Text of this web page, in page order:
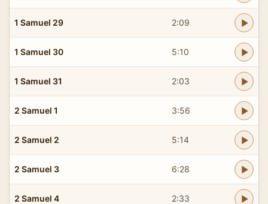
1 Samuel 29 2:09
1 Samuel 30 5:10
1 Samuel 31 2:03
2 Samuel 1 3:56
2 Samuel 2 5:14
2 Samuel 3 6:28
2 Samuel 4 2:33